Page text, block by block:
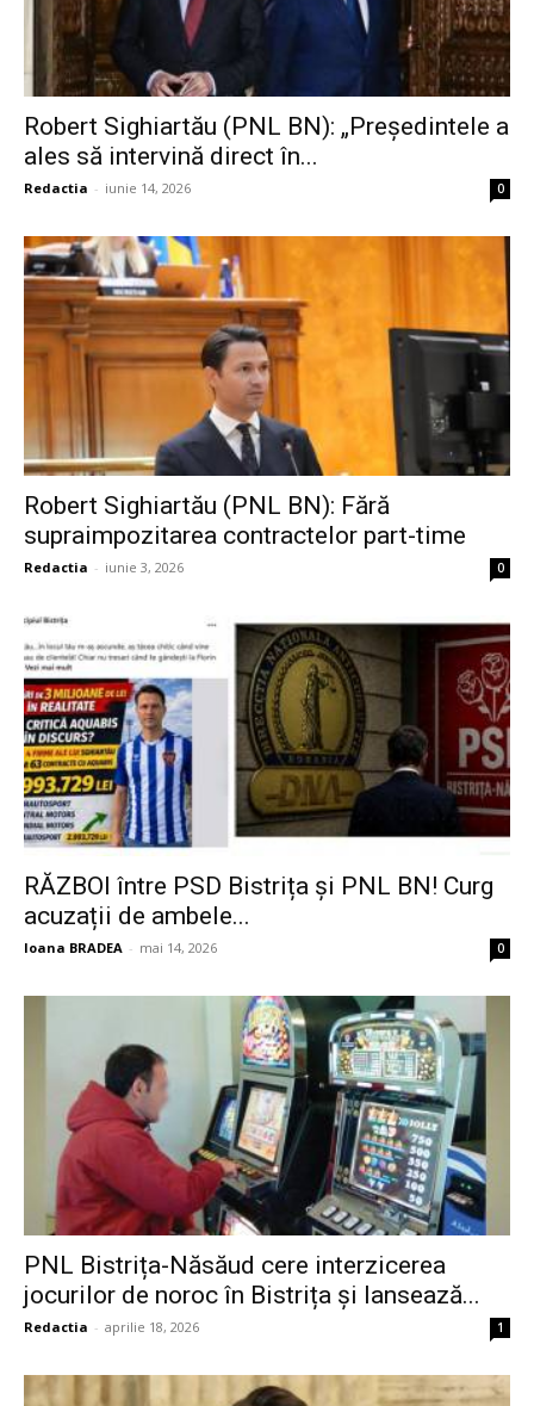
Robert Sighiartău (PNL BN): „Președintele a
ales să intervină direct în...
Redactia - iunie 14, 2026 0
Robert Sighiartău (PNL BN): Fără
supraimpozitarea contractelor part-time
Redactia - iunie 3, 2026 0
RĂZBOI între PSD Bistrița și PNL BN! Curg
acuzații de ambele...
Ioana BRADEA - mai 14, 2026 0
PNL Bistrița-Năsăud cere interzicerea
jocurilor de noroc în Bistrița și lansează...
Redactia - aprilie 18, 2026 1